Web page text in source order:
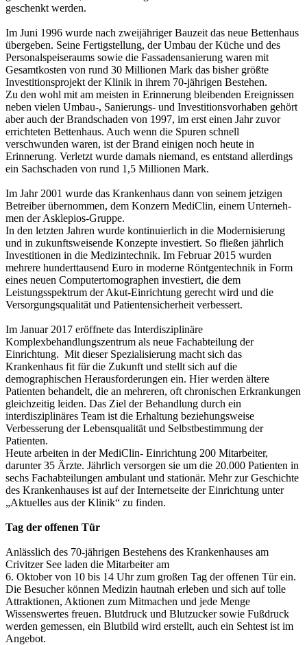
geschenkt werden.
Im Juni 1996 wurde nach zweijähriger Bauzeit das neue Bettenhaus
übergeben. Seine Fertigstellung, der Umbau der Küche und des
Personalspeiseraums sowie die Fassadensanierung waren mit
Gesamtkosten von rund 30 Millionen Mark das bisher größte
Investitionsprojekt der Klinik in ihrem 70-jährigen Bestehen.
Zu den wohl mit am meisten in Erinnerung bleibenden Ereignissen
neben vielen Umbau-, Sanierungs- und Investitionsvorhaben gehört
aber auch der Brandschaden von 1997, im erst einen Jahr zuvor
errichteten Bettenhaus. Auch wenn die Spuren schnell
verschwunden waren, ist der Brand einigen noch heute in
Erinnerung. Verletzt wurde damals niemand, es entstand allerdings
ein Sachschaden von rund 1,5 Millionen Mark.
Im Jahr 2001 wurde das Krankenhaus dann von seinem jetzigen
Betreiber übernommen, dem Konzern MediClin, einem Un­ter­neh­
men der Asklepios-Gruppe.
In den letzten Jahren wurde kontinuierlich in die Modernisierung
und in zukunftsweisende Konzepte investiert. So fließen jährlich
Investitionen in die Medizintechnik. Im Februar 2015 wurden
mehrere hunderttausend Euro in moderne Röntgentechnik in Form
eines neuen Computertomographen investiert, die dem
Leistungsspektrum der Akut-Einrichtung gerecht wird und die
Versorgungsqualität und Patientensicherheit verbessert.
Im Januar 2017 eröffnete das Interdisziplinäre
Komplexbehandlungszentrum als neue Fachabteilung der
Einrichtung. Mit dieser Spezialisierung macht sich das
Krankenhaus fit für die Zukunft und stellt sich auf die
demographischen Herausforderungen ein. Hier werden ältere
Patienten behandelt, die an mehreren, oft chronischen Erkrankungen
gleichzeitig leiden. Das Ziel der Behandlung durch ein
interdisziplinäres Team ist die Erhaltung beziehungsweise
Verbesserung der Lebensqualität und Selbstbestimmung der
Patienten.
Heute arbeiten in der MediClin- Einrichtung 200 Mitarbeiter,
darunter 35 Ärzte. Jährlich versorgen sie um die 20.000 Patienten in
sechs Fachabteilungen ambulant und stationär. Mehr zur Geschichte
des Krankenhauses ist auf der Internetseite der Einrichtung unter
„Aktuelles aus der Klinik“ zu finden.
Tag der offenen Tür
Anlässlich des 70-jährigen Bestehens des Krankenhauses am
Crivitzer See laden die Mitarbeiter am
6. Oktober von 10 bis 14 Uhr zum großen Tag der offenen Tür ein.
Die Besucher können Medizin hautnah erleben und sich auf tolle
Attraktionen, Aktionen zum Mitmachen und jede Menge
Wissenswertes freuen. Blutdruck und Blutzucker sowie Fußdruck
werden gemessen, ein Blutbild wird erstellt, auch ein Sehtest ist im
Angebot.